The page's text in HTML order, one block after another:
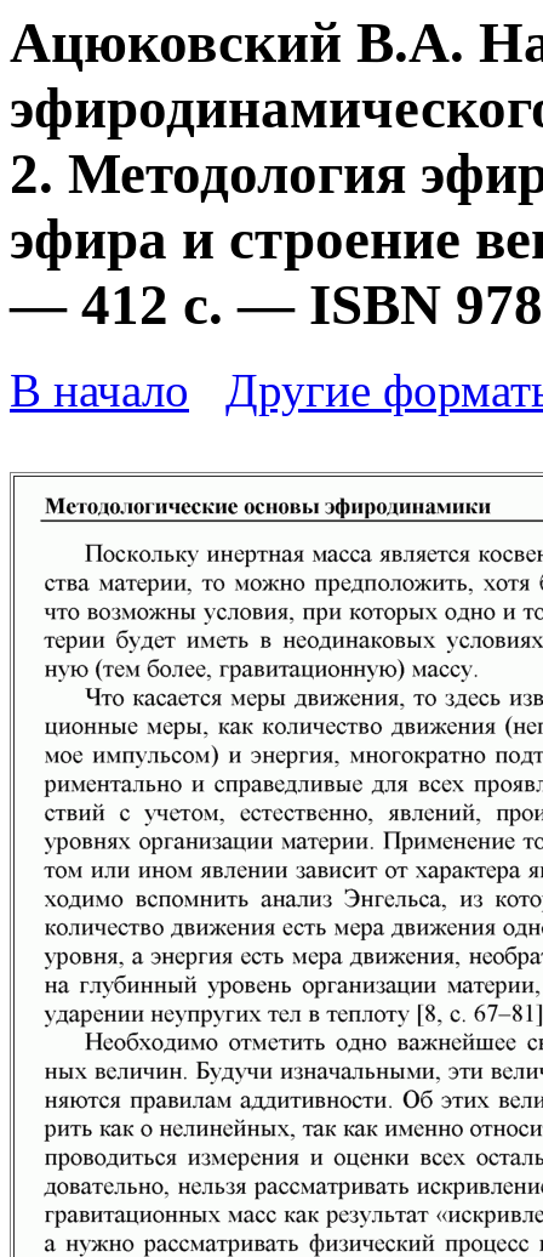
Ацюковский В.А.
2. Методология
эфира и строение
— 412 с. — ISBN
В начало Другие